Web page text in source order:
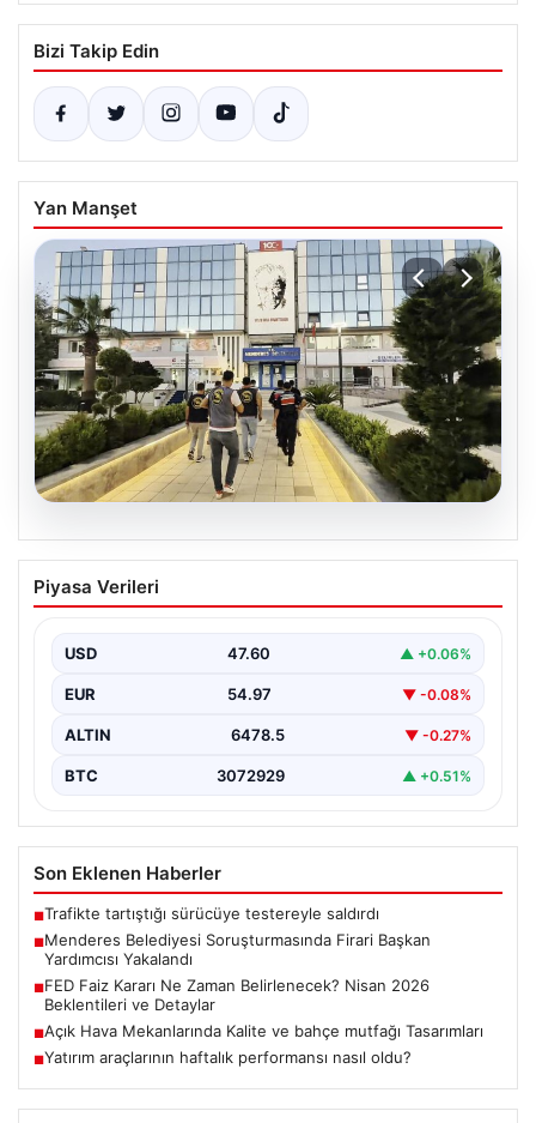
Bizi Takip Edin
Yan Manşet
05.08.2026
Menderes Belediyesi Soruşturmasında
Firari Başkan Yardımcısı Yakalandı
soruşturma kapsamında, Belediye Başkan Yardımcısı
Rüzgar Sönmez,…
Piyasa Verileri
USD 47.60 ▲ +0.06%
EUR 54.97 ▼ -0.08%
ALTIN 6478.5 ▼ -0.27%
BTC 3072929 ▲ +0.51%
Son Eklenen Haberler
■Trafikte tartıştığı sürücüye testereyle saldırdı
■Menderes Belediyesi Soruşturmasında Firari Başkan
Yardımcısı Yakalandı
■FED Faiz Kararı Ne Zaman Belirlenecek? Nisan 2026
Beklentileri ve Detaylar
■Açık Hava Mekanlarında Kalite ve bahçe mutfağı Tasarımları
■Yatırım araçlarının haftalık performansı nasıl oldu?